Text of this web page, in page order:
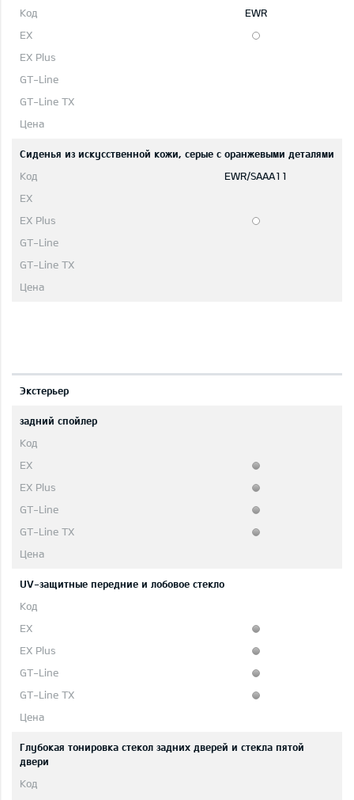
EWR
Сиденья из искусственной кожи, серые с оранжевыми деталями
EWR/SAAA11
Экстерьер
задний спойлер
UV-защитные передние и лобовое стекло
Глубокая тонировка стекол задних дверей и стекла пятой
двери